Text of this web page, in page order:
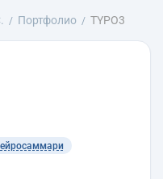
Портфолио TYPO3